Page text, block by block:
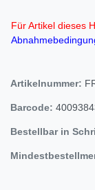
Für Artikel dieses
Artikelnummer:
Barcode:
Bestellbar in